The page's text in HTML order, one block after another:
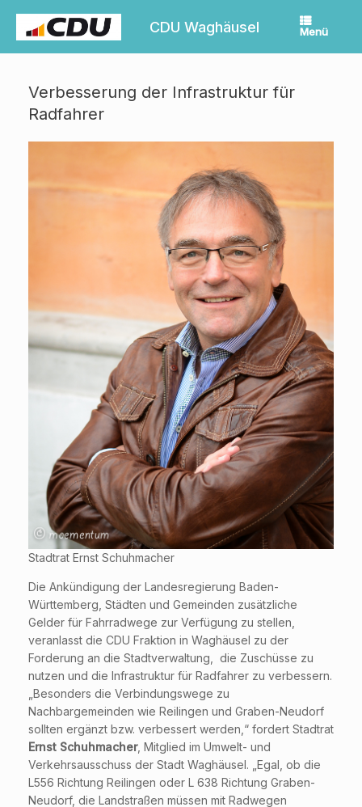
springen
CDU Waghäusel Menü
Verbesserung der Infrastruktur für
Radfahrer
Stadtrat Ernst Schuhmacher
Die Ankündigung der Landesregierung Baden-
Württemberg, Städten und Gemeinden zusätzliche
Gelder für Fahrradwege zur Verfügung zu stellen,
veranlasst die CDU Fraktion in Waghäusel zu der
Forderung an die Stadtverwaltung, die Zuschüsse zu
nutzen und die Infrastruktur für Radfahrer zu verbessern.
„Besonders die Verbindungswege zu
Nachbargemeinden wie Reilingen und Graben-Neudorf
sollten ergänzt bzw. verbessert werden,“ fordert Stadtrat
Ernst Schuhmacher, Mitglied im Umwelt- und
Verkehrsausschuss der Stadt Waghäusel. „Egal, ob die
L556 Richtung Reilingen oder L 638 Richtung Graben-
Neudorf, die Landstraßen müssen mit Radwegen